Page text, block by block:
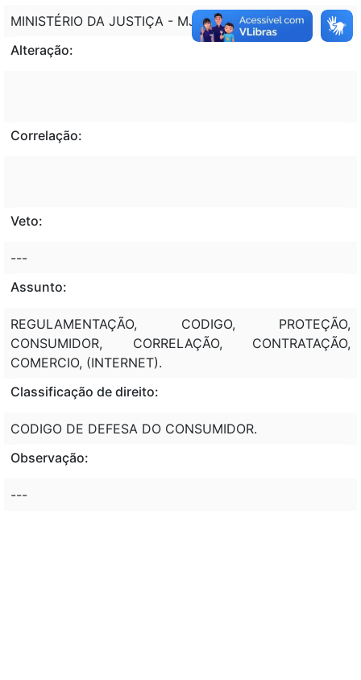
MINISTÉRIO DA JUSTIÇA - MJ
Alteração:
Correlação:
Veto:
---
Assunto:
REGULAMENTAÇÃO, CODIGO, PROTEÇÃO,
CONSUMIDOR, CORRELAÇÃO, CONTRATAÇÃO,
COMERCIO, (INTERNET).
Classificação de direito:
CODIGO DE DEFESA DO CONSUMIDOR.
Observação:
---